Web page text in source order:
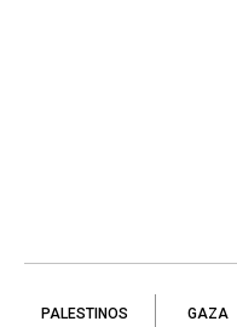
PALESTINOS GAZA